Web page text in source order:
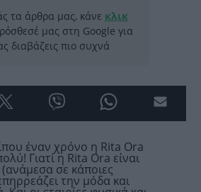
τα άρθρα μας, κάνε κλικ
μας στη Google για
διαβάζεις πιο συχνά
έναν χρόνο η Rita Ora
Γιατί η Rita Ora είναι
σε κάποιες
την μόδα και